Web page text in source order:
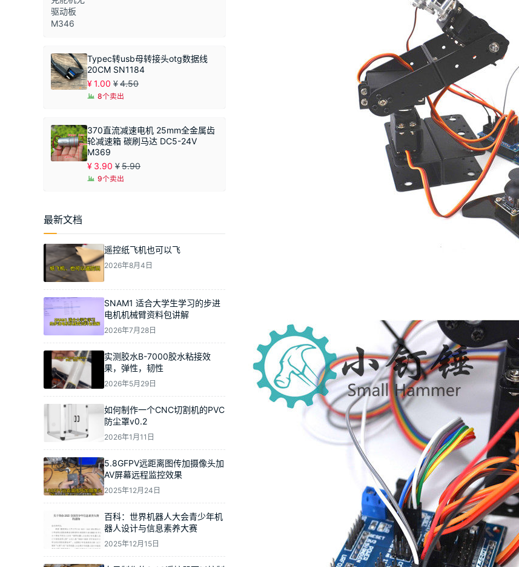
Typec转usb母转接头otg数据线
20CM SN1184
¥1.00 ¥4.50
8个卖出
370直流减速电机 25mm全金属齿
轮减速箱 碳刷马达 DC5-24V
M369
¥ 3.90 ¥5.90
9个卖出
最新文档
遥控纸飞机也可以飞
2026年8月4日
SNAM1 适合大学生学习的步进
电机机械臂资料包讲解
2026年7月28日
实测胶水B-7000胶水粘接效
果，弹性，韧性
2026年5月29日
如何制作一个CNC切割机的PVC
防尘罩v0.2
2026年1月11日
5.8GFPV远距离图传加摄像头加
AV屏幕远程监控效果
2025年12月24日
百科：世界机器人大会青少年机
器人设计与信息素养大赛
2025年12月15日